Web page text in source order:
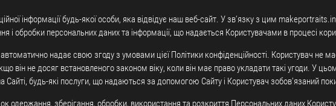
інформації будь-якої особи, яка відвідує наш веб-сайт. У зв’язку з цим
і обробки персональних даних та інформації, що надається Користувачами в процесі
надає свою згоду з умовами цієї Політики конфіденційності. Користувач не
він не досяг встановленого законом віку, коли він має право укладати такі угоди. У
будь-які послуги, що надаються за допомогою Сайту і Користувач зобов’язаний
одержання, зберігання, обробки, використання та розкриття Персональних даних